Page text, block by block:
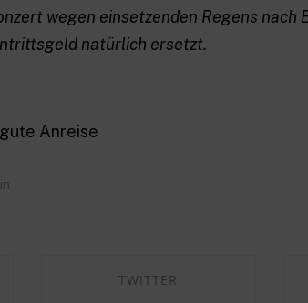
wegen einsetzenden Regens nach
natürlich ersetzt.
Anreise
TWITTER